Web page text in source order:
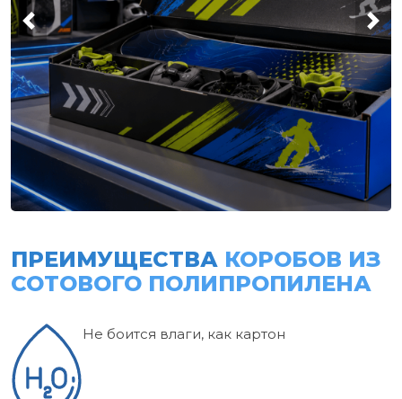
ПРЕИМУЩЕСТВА КОРОБОВ ИЗ
СОТОВОГО ПОЛИПРОПИЛЕНА
Не боится влаги, как картон